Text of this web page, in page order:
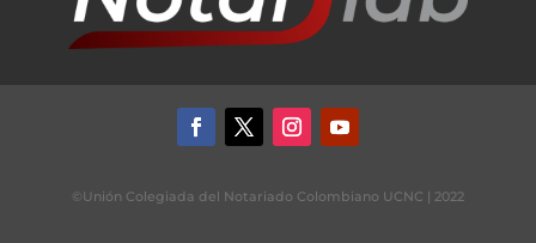
©Unión Colegiada del Notariado Colombiano UCNC | 2022